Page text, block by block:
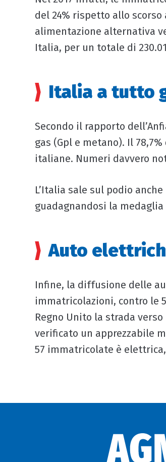
del 24% rispetto allo
alimentazione alternativa
Italia, per un totale di
Italia a tutto
Secondo il rapporto
gas (Gpl e metano). Il
italiane. Numeri davvero
L’Italia sale sul podio
guadagnandosi la medaglia
Auto
Infine, la diffusione delle
immatricolazioni, contro le
Regno Unito la strada
verificato un apprezzabile
57 immatricolate è